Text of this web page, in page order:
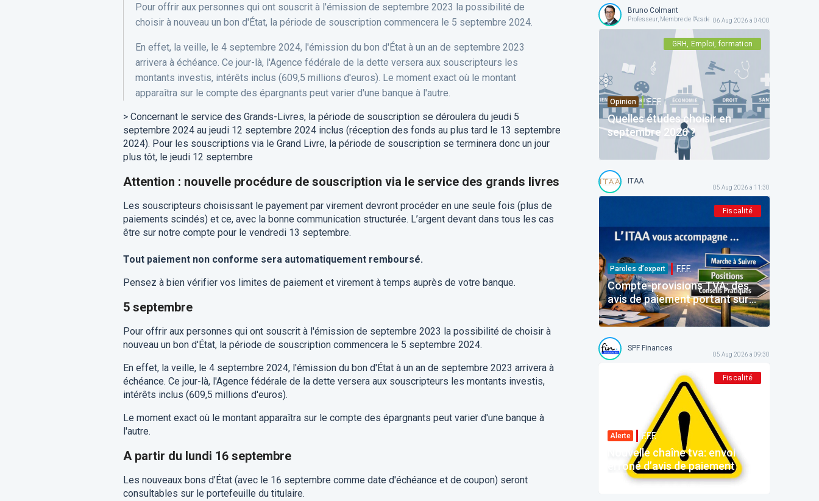
Pour offrir aux personnes qui ont souscrit à l'émission de septembre 2023 la possibilité de
choisir à nouveau un bon d'État, la période de souscription commencera le 5 septembre 2024.
En effet, la veille, le 4 septembre 2024, l'émission du bon d'État à un an de septembre 2023
arrivera à échéance. Ce jour-là, l'Agence fédérale de la dette versera aux souscripteurs les
montants investis, intérêts inclus (609,5 millions d'euros). Le moment exact où le montant
apparaîtra sur le compte des épargnants peut varier d'une banque à l'autre.
> Concernant le service des Grands-Livres, la période de souscription se déroulera du jeudi 5
septembre 2024 au jeudi 12 septembre 2024 inclus (réception des fonds au plus tard le 13 septembre
2024). Pour les souscriptions via le Grand Livre, la période de souscription se terminera donc un jour
plus tôt, le jeudi 12 septembre
Attention : nouvelle procédure de souscription via le service des grands livres
Les souscripteurs choisissant le payement par virement devront procéder en une seule fois (plus de
paiements scindés) et ce, avec la bonne communication structurée. L’argent devant dans tous les cas
être sur notre compte pour le vendredi 13 septembre.
Tout paiement non conforme sera automatiquement remboursé.
Pensez à bien vérifier vos limites de paiement et virement à temps auprès de votre banque.
5 septembre
Pour offrir aux personnes qui ont souscrit à l'émission de septembre 2023 la possibilité de choisir à
nouveau un bon d'État, la période de souscription commencera le 5 septembre 2024.
En effet, la veille, le 4 septembre 2024, l'émission du bon d'État à un an de septembre 2023 arrivera à
échéance. Ce jour-là, l'Agence fédérale de la dette versera aux souscripteurs les montants investis,
intérêts inclus (609,5 millions d'euros).
Le moment exact où le montant apparaîtra sur le compte des épargnants peut varier d'une banque à
l'autre.
A partir du lundi 16 septembre
Les nouveaux bons d’État (avec le 16 septembre comme date d'échéance et de coupon) seront
consultables sur le portefeuille du titulaire.
Bruno Colmant
Professeur, Membre de l'Académie Royale06 Aug 2026 à 04:00
GRH, Emploi, formation
Opinion F.F.F.
Quelles études choisir en
septembre 2026 ?
ITAA
05 Aug 2026 à 11:30
Fiscalité
Paroles d’expert F.F.F.
Compte-provisions TVA: des
avis de paiement portant sur
des montants déjà payés
SPF Finances
05 Aug 2026 à 09:30
Fiscalité
Alerte F.F.F.
Nouvelle chaîne tva: envoi
erroné d’avis de paiement